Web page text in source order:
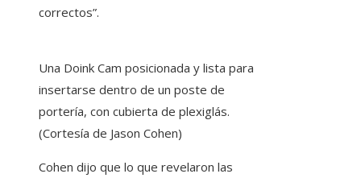
correctos”.
Una Doink Cam posicionada y lista para
insertarse dentro de un poste de
portería, con cubierta de plexiglás.
(Cortesía de Jason Cohen)
Cohen dijo que lo que revelaron las